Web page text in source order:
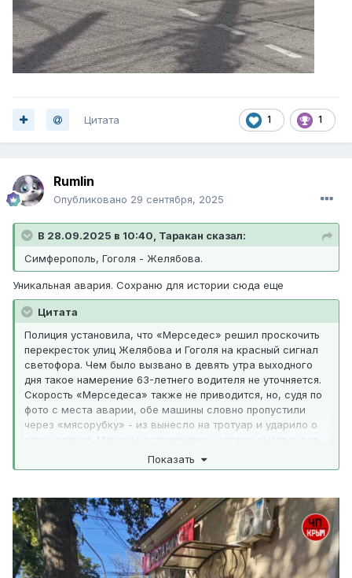
1 1
Цитата
Rumlin
Опубликовано 29 сентября, 2025
В 28.09.2025 в 10:40, Таракан сказал:
Симферополь, Гоголя - Желябова.
Уникальная авария. Сохраню для истории сюда еще
Цитата
Полиция установила, что «Мерседес» решил проскочить
перекресток улиц Желябова и Гоголя на красный сигнал
светофора. Чем было вызвано в девять утра выходного
дня такое намерение 63-летнего водителя не уточняется.
Скорость «Мерседеса» также не приводится, но, судя по
фото с места аварии, обе машины словно пропустили
через «мясорубку» - из вынесло на тротуар и ударило о
стену здания. Машины остановились словно выглядывая
друг на друга из-за угла.Показать